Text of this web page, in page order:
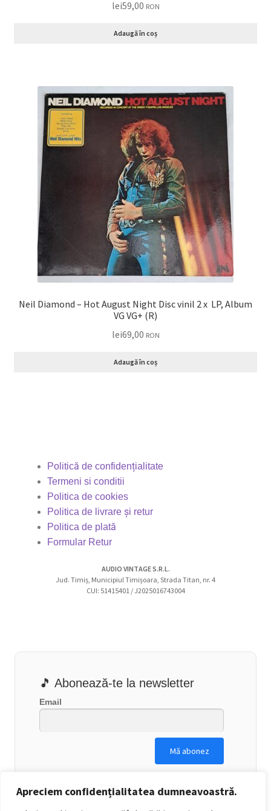
Apreciem confidențialitatea dumneavoastră.
lei59,00 RON
Adaugă în coș
Neil Diamond – Hot August Night Disc vinil 2 x LP, Album
VG VG+ (R)
lei69,00 RON
Adaugă în coș
Politică de confidențialitate
Termeni si conditii
Politica de cookies
Politica de livrare și retur
Politica de plată
Formular Retur
AUDIO VINTAGE S.R.L.
Jud. Timiș, Municipiul Timișoara, Strada Titan, nr. 4
CUI: 51415401 / J2025016743004
🎵 Abonează-te la newsletter
Email